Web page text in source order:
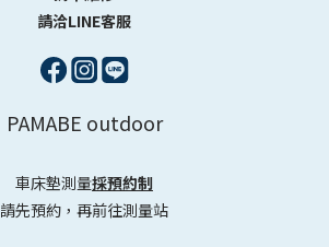
請洽LINE客服
PAMABE outdoor
車床墊測量採預約制
請先預約，再前往測量站